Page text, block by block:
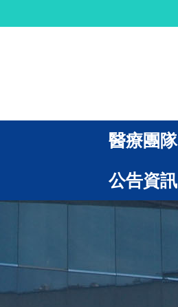
醫療團隊
公告資訊